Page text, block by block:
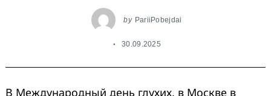
by PariiPobejdai
30.09.2025
В Международный день глухих, в Москве в